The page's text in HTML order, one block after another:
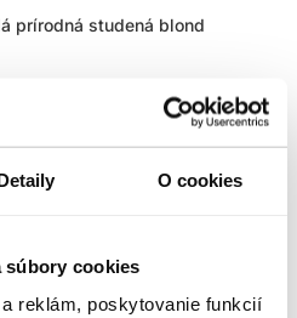
O cookies
súbory cookies
reklám, poskytovanie funkcií
prírodná studená blond
STUDENÉ ODTIENE:
odtiene, prekrýva šediny a
šedivých vlasov - 100%.
odtieňa tmavšie kvôli